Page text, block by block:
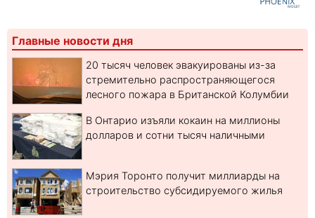
Главные новости дня
20 тысяч человек эвакуированы из-за
стремительно распространяющегося
лесного пожара в Британской Колумбии
В Онтарио изъяли кокаин на миллионы
долларов и сотни тысяч наличными
Мэрия Торонто получит миллиарды на
строительство субсидируемого жилья